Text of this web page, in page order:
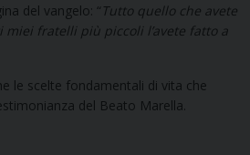
del vangelo: “ Tutto quello che avete
fratelli più piccoli l’avete fatto a
le scelte fondamentali di vita che
del Beato Marella.